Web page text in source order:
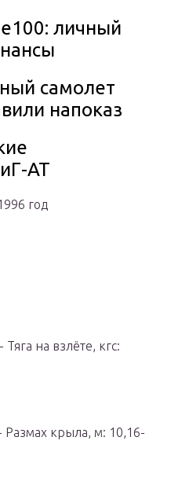
личный
самолет
напоказ
АТ
год
на взлёте, кгс:
крыла, м: 10,16-